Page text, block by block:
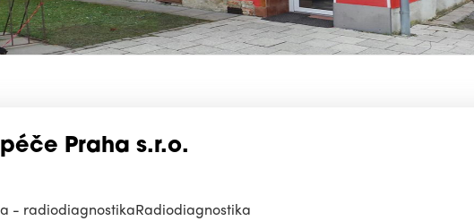
Praha s.r.o.
- radiodiagnostikaRadiodiagnostika